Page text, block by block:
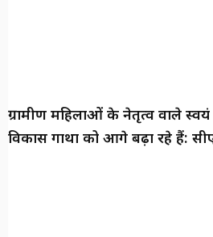
ग्रामीण महिलाओं के नेतृत्व वाले स्वयं
विकास गाथा को आगे बढ़ा रहे हैं: